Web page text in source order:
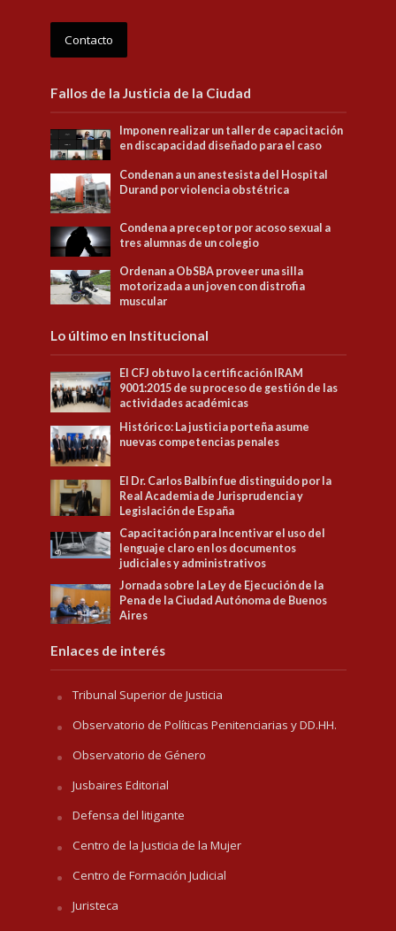
Contacto
Fallos de la Justicia de la Ciudad
Imponen realizar un taller de capacitación
en discapacidad diseñado para el caso
Condenan a un anestesista del Hospital
Durand por violencia obstétrica
Condena a preceptor por acoso sexual a
tres alumnas de un colegio
Ordenan a ObSBA proveer una silla
motorizada a un joven con distrofia
muscular
Lo último en Institucional
El CFJ obtuvo la certificación IRAM
9001:2015 de su proceso de gestión de las
actividades académicas
Histórico: La justicia porteña asume
nuevas competencias penales
El Dr. Carlos Balbín fue distinguido por la
Real Academia de Jurisprudencia y
Legislación de España
Capacitación para Incentivar el uso del
lenguaje claro en los documentos
judiciales y administrativos
Jornada sobre la Ley de Ejecución de la
Pena de la Ciudad Autónoma de Buenos
Aires
Enlaces de interés
Tribunal Superior de Justicia
Observatorio de Políticas Penitenciarias y DD.HH.
Observatorio de Género
Jusbaires Editorial
Defensa del litigante
Centro de la Justicia de la Mujer
Centro de Formación Judicial
Juristeca